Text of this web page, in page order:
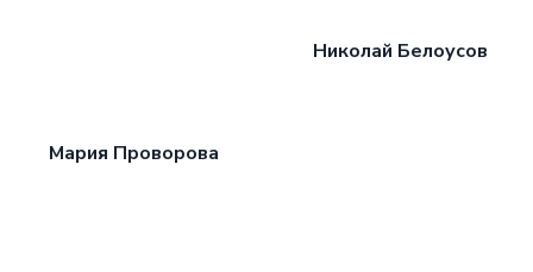
Мария Проворова
Николай Белоусов